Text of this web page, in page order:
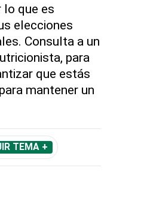
lo que es
elecciones
Consulta a un
para
que estás
mantener un
TEMA +